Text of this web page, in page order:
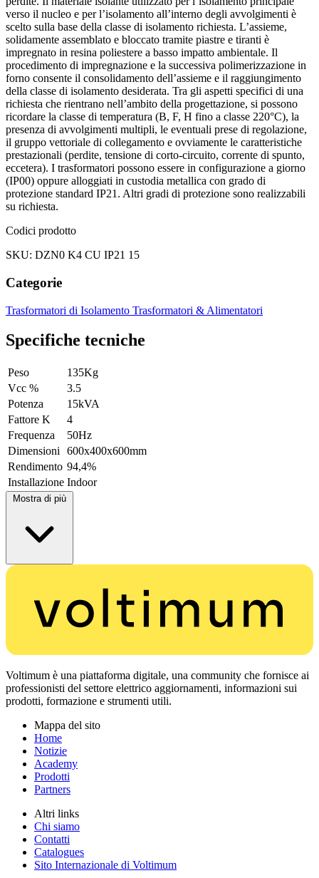
verso il nucleo e per l’isolamento all’interno degli avvolgimenti è
scelto sulla base della classe di isolamento richiesta. L’assieme,
solidamente assemblato e bloccato tramite piastre e tiranti è
impregnato in resina poliestere a basso impatto ambientale. Il
procedimento di impregnazione e la successiva polimerizzazione in
forno consente il consolidamento dell’assieme e il raggiungimento
della classe di isolamento desiderata. Tra gli aspetti specifici di una
richiesta che rientrano nell’ambito della progettazione, si possono
ricordare la classe di temperatura (B, F, H fino a classe 220°C), la
presenza di avvolgimenti multipli, le eventuali prese di regolazione,
il gruppo vettoriale di collegamento e ovviamente le caratteristiche
prestazionali (perdite, tensione di corto-circuito, corrente di spunto,
eccetera). I trasformatori possono essere in configurazione a giorno
(IP00) oppure alloggiati in custodia metallica con grado di
protezione standard IP21. Altri gradi di protezione sono realizzabili
su richiesta.
Codici prodotto
SKU: DZN0 K4 CU IP21 15
Categorie
Trasformatori di Isolamento Trasformatori & Alimentatori
Specifiche tecniche
Peso
135Kg
Vcc %
3.5
Potenza
15kVA
Fattore K
4
Frequenza
50Hz
Dimensioni
600x400x600mm
Rendimento 94,4%
Installazione Indoor
Mostra di più
Voltimum è una piattaforma digitale, una community che fornisce ai
professionisti del settore elettrico aggiornamenti, informazioni sui
prodotti, formazione e strumenti utili.
Mappa del sito
Home
Notizie
Academy
Prodotti
Partners
Altri links
Chi siamo
Contatti
Catalogues
Sito Internazionale di Voltimum